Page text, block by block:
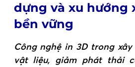
dựng và xu hướng
bền vững
Công nghệ in 3D trong
vật liệu, giảm phát thải